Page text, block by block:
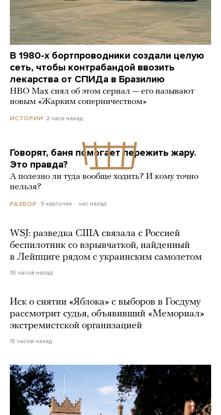
В 1980-х бортпроводники создали целую
сеть, чтобы контрабандой ввозить
лекарства от СПИДа в Бразилию
HBO Max снял об этом сериал — его называют
новым «Жарким соперничеством»
ИСТОРИИ 2 часа назад
Говорят, баня помогает пережить жару.
Это правда?
А полезно ли туда вообще ходить? И кому точно
нельзя?
РАЗБОР 9 карточек час назад
WSJ: разведка США связала с Россией
беспилотник со взрывчаткой, найденный
в Лейпциге рядом с украинским самолетом
18 часов назад
Иск о снятии «Яблока» с выборов в Госдуму
рассмотрит судья, объявивший «Мемориал»
экстремистской организацией
15 часов назад